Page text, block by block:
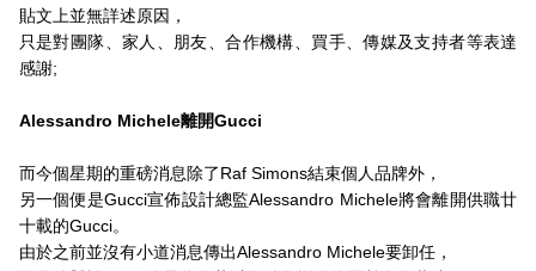
貼文上並無詳述原因，
只是對團隊、家人、朋友、合作機構、買手、傳媒及支持者等表達
感謝;
Alessandro Michele離開Gucci
而今個星期的重磅消息除了Raf Simons結束個人品牌外，
另一個便是Gucci宣佈設計總監Alessandro Michele將會離開供職廿
十載的Gucci。
由於之前並沒有小道消息傳出Alessandro Michele要卸任，